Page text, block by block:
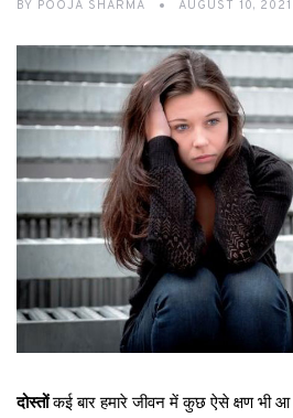
BY POOJA SHARMA AUGUST 10, 2021
दोस्तोंकई बार हमारे जीवन में कुछ ऐसे क्षण भी